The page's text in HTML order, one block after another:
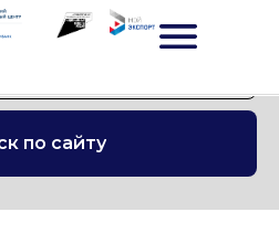
по сайту